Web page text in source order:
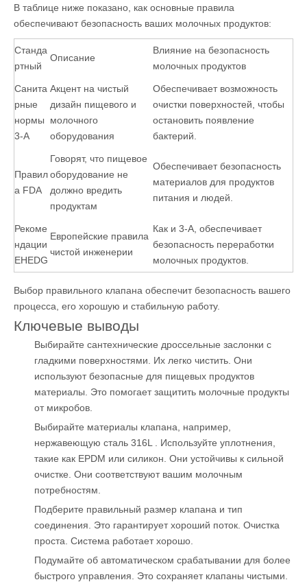
В таблице ниже показано, как основные правила
обеспечивают безопасность ваших молочных продуктов:
Станда
ртный
Описание
Влияние на безопасность
молочных продуктов
Санита
рные
нормы
3-А
Акцент на чистый
дизайн пищевого и
молочного
оборудования
Обеспечивает возможность
очистки поверхностей, чтобы
остановить появление
бактерий.
Правил
а FDA
Говорят, что пищевое
оборудование не
должно вредить
продуктам
Обеспечивает безопасность
материалов для продуктов
питания и людей.
Рекоме
ндации
EHEDG
Европейские правила
чистой инженерии
Как и 3-A, обеспечивает
безопасность переработки
молочных продуктов.
Выбор правильного клапана обеспечит безопасность вашего
процесса, его хорошую и стабильную работу.
Ключевые выводы
Выбирайте сантехнические дроссельные заслонки с
гладкими поверхностями. Их легко чистить. Они
используют безопасные для пищевых продуктов
материалы. Это помогает защитить молочные продукты
от микробов.
Выбирайте материалы клапана, например,
нержавеющую сталь 316L
. Используйте уплотнения,
такие как EPDM или силикон. Они устойчивы к сильной
очистке. Они соответствуют вашим молочным
потребностям.
Подберите правильный размер клапана и тип
соединения. Это гарантирует хороший поток. Очистка
проста. Система работает хорошо.
Подумайте об автоматическом срабатывании для более
быстрого управления. Это сохраняет клапаны чистыми.